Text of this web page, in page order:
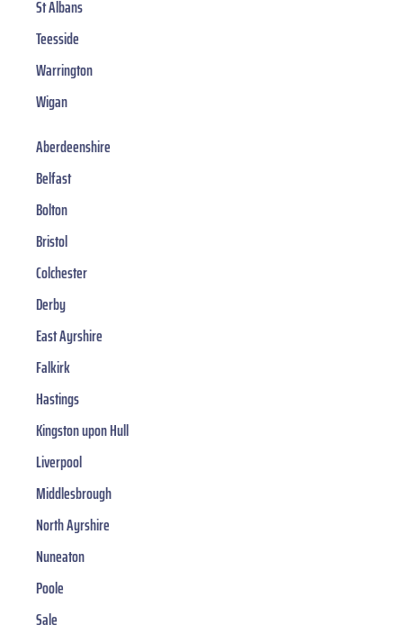
St Albans
Teesside
Warrington
Wigan
Aberdeenshire
Belfast
Bolton
Bristol
Colchester
Derby
East Ayrshire
Falkirk
Hastings
Kingston upon Hull
Liverpool
Middlesbrough
North Ayrshire
Nuneaton
Poole
Sale